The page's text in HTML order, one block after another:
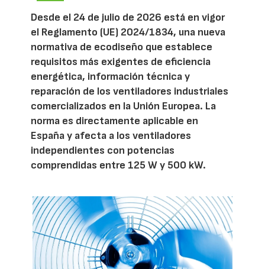
Desde el 24 de julio de 2026 está en vigor
el Reglamento (UE) 2024/1834, una nueva
normativa de ecodiseño que establece
requisitos más exigentes de eficiencia
energética, información técnica y
reparación de los ventiladores industriales
comercializados en la Unión Europea. La
norma es directamente aplicable en
España y afecta a los ventiladores
independientes con potencias
comprendidas entre 125 W y 500 kW.